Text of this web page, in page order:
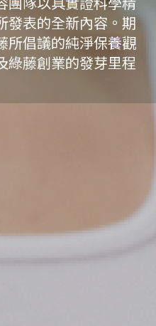
發表的全新內容。期
所倡議的純淨保養觀
綠藤創業的發芽里程